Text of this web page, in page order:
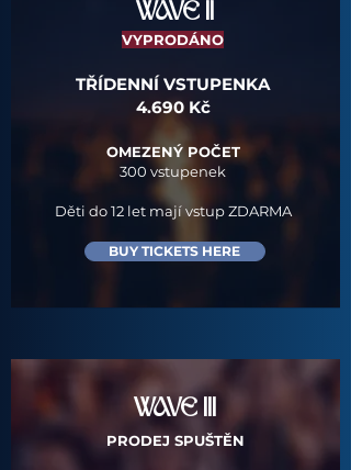
WAVE II
BUY TICKETS HERE
WAVE III
VYPRODÁNO
TŘÍDENNÍ VSTUPENKA
4.690 Kč​
OMEZENÝ POČET
300 vstupenek​
Děti do 12 let majívstup ZDARMA
PRODEJ SPUŠTĚN